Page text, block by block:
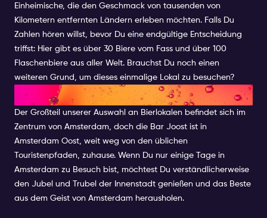
Einheimische, die den Geschmack von tausenden von
Kilometern entfernten Ländern erleben möchten. Falls Du
Zahlen hören willst, bevor Du eine endgültige Entscheidung
triffst: Hier gibt es über 30 Biere vom Fass und über 100
Flaschenbiere aus aller Welt. Brauchst Du noch einen
weiteren Grund, um dieses einmalige Lokal zu besuchen?
BAR JOOST
Der Großteil unserer Auswahl an Bierlokalen befindet sich im
Zentrum von Amsterdam, doch die Bar Joost ist in
Amsterdam Oost, weit weg von den üblichen
Touristenpfaden, zuhause. Wenn Du nur einige Tage in
Amsterdam zu Besuch bist, möchtest Du verständlicherweise
den Jubel und Trubel der Innenstadt genießen und das Beste
aus dem Geist von Amsterdam herausholen.